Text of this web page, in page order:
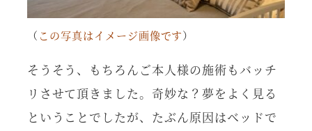
（ この写真はイメージ画像です）
そうそう、もちろんご本人様の施術もバッチ
リさせて頂きました。奇妙な？夢をよく見る
ということでしたが、たぶん原因はベッドで